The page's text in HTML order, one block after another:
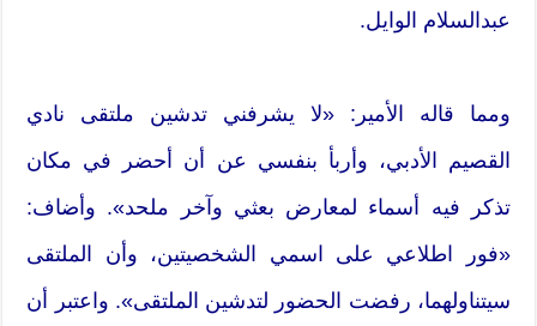
عبدالسلام الوايل.
ومما قاله الأمير: «لا يشرفني تدشين ملتقى نادي
القصيم الأدبي، وأربأ بنفسي عن أن أحضر في مكان
تذكر فيه أسماء لمعارض بعثي وآخر ملحد». وأضاف:
«فور اطلاعي على اسمي الشخصيتين، وأن الملتقى
سيتناولهما، رفضت الحضور لتدشين الملتقى». واعتبر أن